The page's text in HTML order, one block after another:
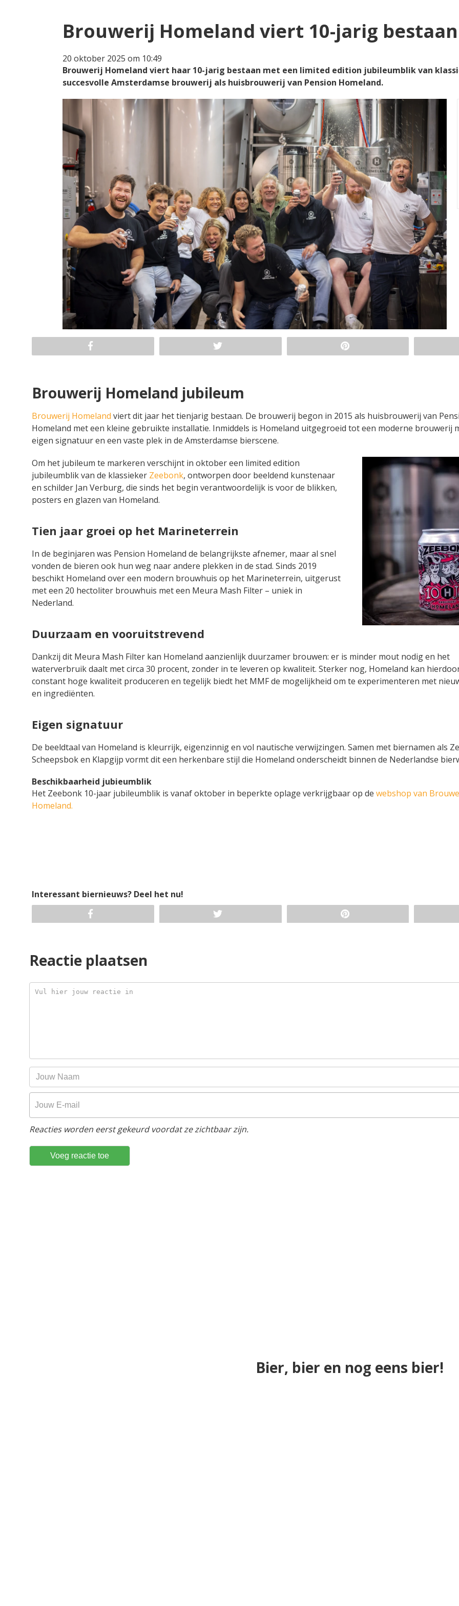
Brouwerij Homeland viert 10-jarig
20 oktober 2025 om 10:49
Brouwerij Homeland viert haar 10-jarig bestaan met een limited edition jubileumblik van
succesvolle Amsterdamse brouwerij als huisbrouwerij van Pension Homeland.
Brouwerij Homeland jubileum
Brouwerij Homeland viert dit jaar het tienjarig bestaan. De brouwerij begon in 2015 als huisbrouwerij van
Homeland met een kleine gebruikte installatie. Inmiddels is Homeland uitgegroeid tot een moderne brouwerij
eigen signatuur en een vaste plek in de Amsterdamse bierscene.
Om het jubileum te markeren verschijnt in oktober een limited edition
jubileumblik van de klassieker Zeebonk, ontworpen door beeldend kunstenaar
en schilder Jan Verburg, die sinds het begin verantwoordelijk is voor de blikken,
posters en glazen van Homeland.
Tien jaar groei op het Marineterrein
In de beginjaren was Pension Homeland de belangrijkste afnemer, maar al snel
vonden de bieren ook hun weg naar andere plekken in de stad. Sinds 2019
beschikt Homeland over een modern brouwhuis op het Marineterrein, uitgerust
met een 20 hectoliter brouwhuis met een Meura Mash Filter – uniek in
Nederland.
Duurzaam en vooruitstrevend
Dankzij dit Meura Mash Filter kan Homeland aanzienlijk duurzamer brouwen: er is minder mout nodig en het
waterverbruik daalt met circa 30 procent, zonder in te leveren op kwaliteit. Sterker nog, Homeland kan
constant hoge kwaliteit produceren en tegelijk biedt het MMF de mogelijkheid om te experimenteren met
en ingrediënten.
Eigen signatuur
De beeldtaal van Homeland is kleurrijk, eigenzinnig en vol nautische verwijzingen. Samen met biernamen als
Scheepsbok en Klapgijp vormt dit een herkenbare stijl die Homeland onderscheidt binnen de Nederlandse
Beschikbaarheid jubieumblik
Het Zeebonk 10-jaar jubileumblik is vanaf oktober in beperkte oplage verkrijgbaar op de webshop van
Homeland.
Interessant biernieuws? Deel het nu!
Reactie plaatsen
Reacties worden eerst gekeurd voordat ze zichtbaar zijn.
Bier, bier en nog eens bier!